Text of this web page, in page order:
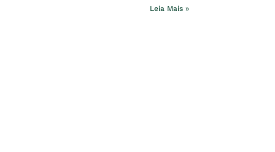
Leia Mais »